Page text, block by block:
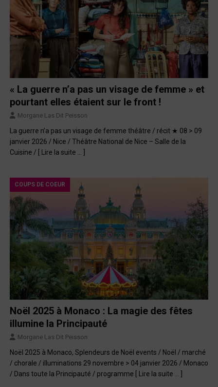
« La guerre n’a pas un visage de femme » et
pourtant elles étaient sur le front !
Morgane Las Dit Peisson
La guerre n’a pas un visage de femme théâtre / récit ★ 08 > 09
janvier 2026 / Nice / Théâtre National de Nice – Salle de la
Cuisine / [ Lire la suite … ]
COUPS DE COEUR
Noël 2025 à Monaco : La magie des fêtes
illumine la Principauté
Morgane Las Dit Peisson
Noël 2025 à Monaco, Splendeurs de Noël events / Noël / marché
/ chorale / illuminations 29 novembre > 04 janvier 2026 / Monaco
/ Dans toute la Principauté / programme
[ Lire la suite … ]